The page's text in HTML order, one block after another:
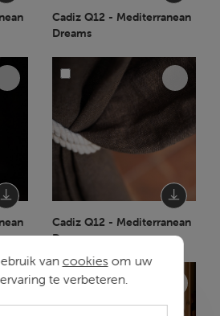
Cadiz Q12 - Mediterranean
Dreams
Cadiz Q12 - Mediterranean
Dreams
van cookiesom uw
te verbeteren.